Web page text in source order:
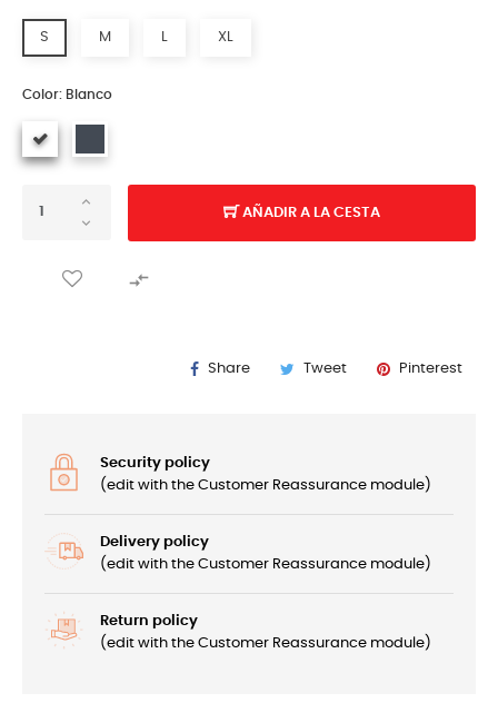
S M L XL
Color: Blanco
AÑADIR A LA CESTA

Share Tweet Pinterest
Security policy
(edit with the Customer Reassurance module)
Delivery policy
(edit with the Customer Reassurance module)
Return policy
(edit with the Customer Reassurance module)